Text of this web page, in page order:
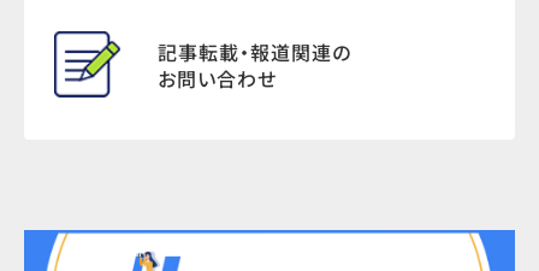
記事転載・報道関連の
お問い合わせ